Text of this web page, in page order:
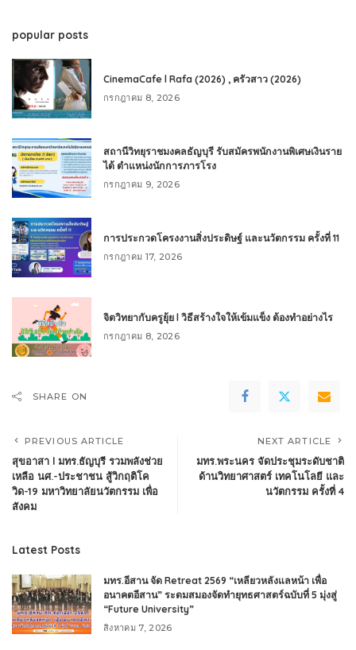
popular posts
CinemaCafe l Rafa (2026) , ครัวสาว (2026)
กรกฎาคม 8, 2026
สถานีวิทยุราชมงคลธัญบุรี รับสมัครพนักงานพิเศษเงินราย
ได้ ตำแหน่งนักการภารโรง
กรกฎาคม 9, 2026
การประกวดโครงงานสิ่งประดิษฐ์ และนวัตกรรม ครั้งที่ 11
กรกฎาคม 17, 2026
จิตวิทยากับครูยุ้ย l วิธีสร้างใจให้เข้มแข็ง ต้องทำอย่างไร
กรกฎาคม 8, 2026
SHARE ON
PREVIOUS ARTICLE
สุขอาสา l มทร.ธัญบุรี รวมพลังช่วย
เหลือ นศ.-ประชาชน สู้วิกฤติโค
วิด-19 มหาวิทยาลัยนวัตกรรม เพื่อ
สังคม
NEXT ARTICLE
มทร.พระนคร จัดประชุมระดับชาติ
ด้านวิทยาศาสตร์ เทคโนโลยี และ
นวัตกรรม ครั้งที่ 4
Latest Posts
มทร.อีสาน จัด Retreat 2569 “เหลียวหลังแลหน้า เพื่อ
อนาคตอีสาน” ระดมสมองจัดทำยุทธศาสตร์ฉบับที่ 5 มุ่งสู่
“Future University”
สิงหาคม 7, 2026